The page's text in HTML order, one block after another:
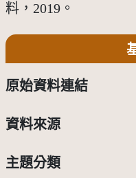
料，2019。
原始資料連結
資料來源
主題分類